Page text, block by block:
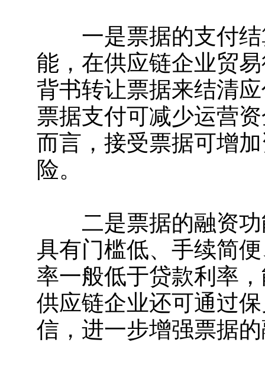
一是票据的支付结
能，在供应链企业贸
背书转让票据来结清
票据支付可减少运营
而言，接受票据可增
险。
二是票据的融资功
具有门槛低、手续简
率一般低于贷款利率
供应链企业还可通过
信，进一步增强票据